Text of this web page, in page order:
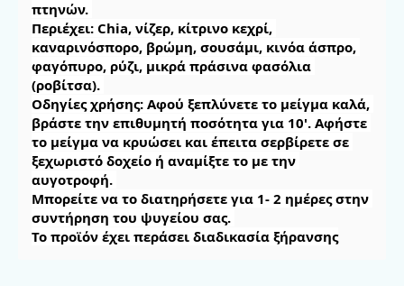
πτηνών.
Περιέχει: Chia, νίζερ, κίτρινο κεχρί,
καναρινόσπορο, βρώμη, σουσάμι, κινόα άσπρο,
φαγόπυρο, ρύζι, μικρά πράσινα φασόλια
(ροβίτσα).
Οδηγίες χρήσης: Αφού ξεπλύνετε το μείγμα καλά,
βράστε την επιθυμητή ποσότητα για 10'. Αφήστε
το μείγμα να κρυώσει και έπειτα σερβίρετε σε
ξεχωριστό δοχείο ή αναμίξτε το με την
αυγοτροφή.
Μπορείτε να το διατηρήσετε για 1- 2 ημέρες στην
συντήρηση του ψυγείου σας.
Το προϊόν έχει περάσει διαδικασία ξήρανσης